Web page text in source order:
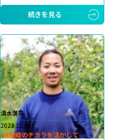
続きを見る
清水滉平
2023.12.18
JA組織のチカラを活かして